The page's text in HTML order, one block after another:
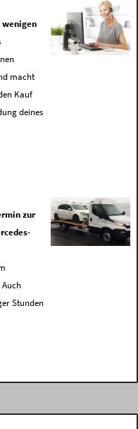
wenigen
macht
Kauf
deines
zur
Stunden